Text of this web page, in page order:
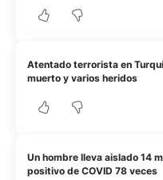
Atentado terrorista en
muerto y varios heridos
Un hombre lleva aislado 14
positivo de COVID 78 veces